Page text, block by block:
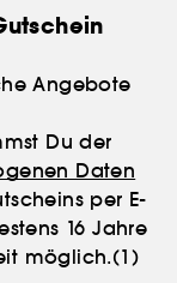
Angebote
Du der
Daten
per E-
16 Jahre
möglich.(1)